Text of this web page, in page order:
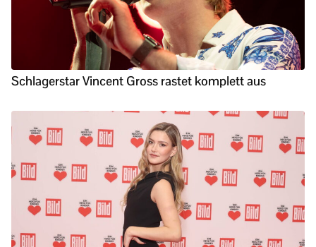
Schlagerstar Vincent Gross rastet komplett aus